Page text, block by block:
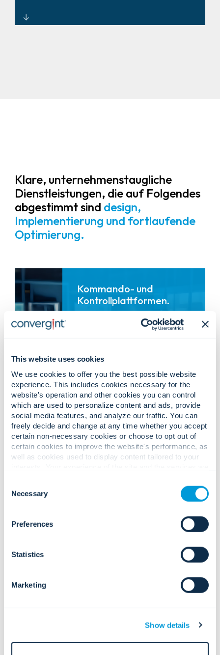
This website uses cookies
We use cookies to offer you the best possible website
experience. This includes cookies necessary for the
website's operation and other cookies you can control
which are used to personalize content and ads, provide
social media features, and analyze our traffic. You can
freely decide and change at any time whether you accept
certain non-necessary cookies or choose to opt out of
certain cookies to improve the website's performance, as
well as cookies used to display content tailored to your
cookies. Click "Show details" below for more information
about who we share your information with.
Selection
Necessary
Preferences
Statistics
Marketing
Show details
Klare, unternehmenstaugliche
Dienstleistungen, die auf Folgendes
abgestimmt sind design,
Implementierung und fortlaufende
Optimierung.
Kommando- und
Kontrollplattformen.
Leitstandplanung und -integration
Kundenspezifische SOC-Layouts,
ausgelegt sind.
Sicherheitsmanagementplattformen
Einheitliche Sicherheitslösungen, die
Video-, Alarm-, Zugangs-, Analyse-
und Betriebsdaten zusammenführen.
Vorfallmanagement &
Arbeitsabläufe
Standardisierte Verfahren und
Automatisierung, die eine
einheitliche und effektive Reaktion
gewährleisten.
Sicherheitsoperationsze
Föderierte SOC-Architekturen, die